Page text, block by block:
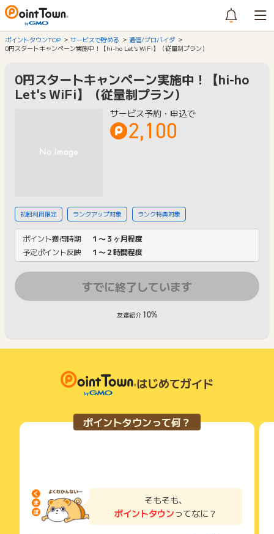
ポイントタウンTOP サービスで貯める
通信/プロバイダ
0円スタートキャンペーン実施中！【hi-ho Let's WiFi】（従量制プラン）
0円スタートキャンペーン実施中！【hi-ho
Let's WiFi】（従量制プラン）
サービス予約・申込で
2,100
初回利用限定 ランクアップ対象 ランク特典対象
ポイント獲得時期
１〜３ヶ月程度
予定ポイント反映
１〜２時間程度
すでに終了しています
友達紹介 10%
はじめてガイド
ポイントタウンって何？
そもそも、
ポイントタウンってなに？